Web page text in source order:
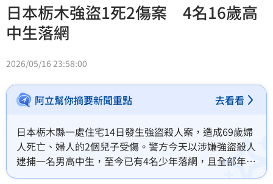
日本栃木強盜1死2傷案 4名16歲高
中生落網
2026/05/16 23:58:00
阿立幫你摘要新聞重點 去看看
日本栃木縣一處住宅14日發生強盜殺人案，造成69歲婦
人死亡、婦人的2個兒子受傷。警方今天以涉嫌強盜殺人
逮捕一名男高中生，至今已有4名少年落網，且全部年僅
16歲。警方認為4人就是犯罪執行者，懷疑案件與「匿